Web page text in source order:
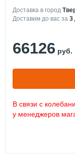
Доставка в город
Доставим до вас за 3
66126 руб.
В связи с
у менеджеров